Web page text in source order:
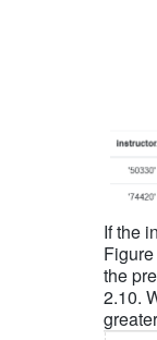
If the
the
2.10.